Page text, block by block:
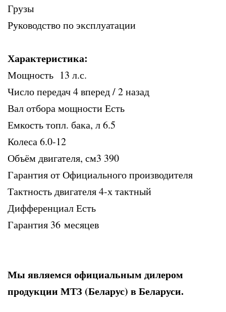
Грузы
Руководство по эксплуатации
Характеристика:
Мощность 13 л.с.
Число передач 4 вперед / 2 назад
Вал отбора мощности Есть
Емкость топл. бака, л 6.5
Колеса 6.0-12
Объём двигателя, см3 390
Гарантия от Официального производителя
Тактность двигателя 4-х тактный
Дифференциал Есть
Гарантия 36 месяцев
Мы являемся официальным дилером
продукции МТЗ (Беларус) в Беларуси.